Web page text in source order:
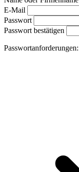
E-Mail
Passwort
Passwort bestätigen
Passwortanforderungen: